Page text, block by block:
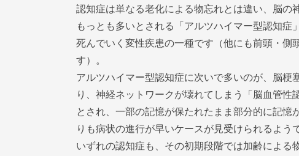
認知症は単なる老化による物忘れとは違い、脳
もっとも多いとされる「アルツハイマー型認知
死んでいく変性疾患の一種です（他にも前頭・側
す）。
アルツハイマー型認知症に次いで多いのが、脳
り、神経ネットワークが壊れてしまう「脳血管
とされ、一部の記憶が保たれたまま部分的に記
りも病状の進行が早いケースが見受けられるよう
いずれの認知症も、その初期段階では加齢によ